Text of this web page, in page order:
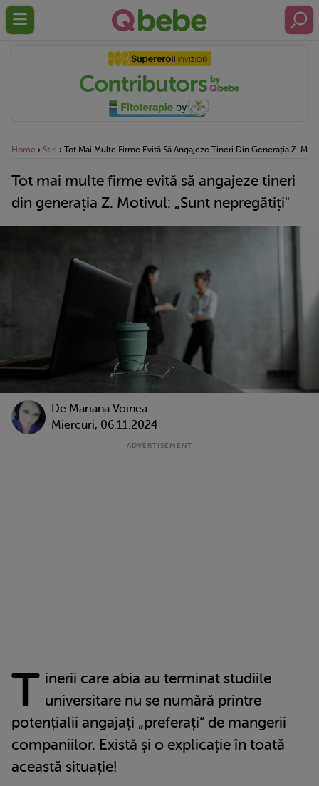
Home › Stiri › Tot Mai Multe Firme Evită Să Angajeze Tineri Din Generația Z.
Tot mai multe firme evită să angajeze tineri
din generația Z. Motivul: „Sunt nepregătiți"
De Mariana Voinea
Miercuri, 06.11.2024
T inerii care abia au terminat studiile
universitare nu se numără printre
potențialii angajați „preferați” de mangerii
companiilor. Există și o explicație în toată
această situație!